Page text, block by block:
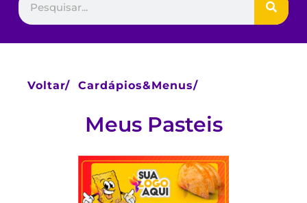
Voltar/ Cardápios&Menus/
Meus Pasteis